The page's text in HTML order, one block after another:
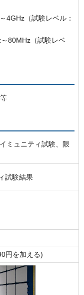
4GHz（試験レベル：
80MHz（試験レベ
ミュニティ試験、限
試験結果
円を加える)